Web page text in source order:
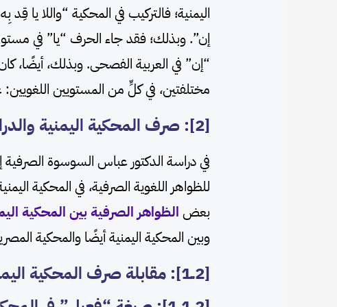
اليمنية؛ فالتركيب في المحكية “واللا يا
إن”. وبذلك؛ فقد جاء الحرف “يا” في
“إن” في العربية الفصحى. وبذلك، أيضًا،
مختلفتين، في كلٍّ من المستويين
[2]: صرف المحكية اليمنية والدراسات التقابلية
في دراسة الدكتور عباس السوسوة الصرفية
للظواهر اللغوية الصرفية، في المحكية
بعض الظواهر الصرفية بين المحكية
وبين المحكية اليمنية أيضًا والمحكية
[2ــ1]: مقابلة صرف المحكية اليمنية بصرف العربية الفصحى